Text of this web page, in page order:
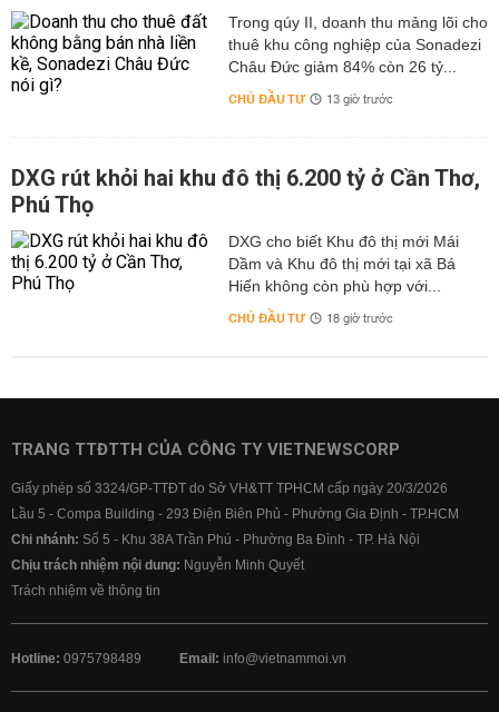
Trong qúy II, doanh thu mảng lõi cho
thuê khu công nghiệp của Sonadezi
Châu Đức giảm 84% còn 26 tỷ...
CHỦ ĐẦU TƯ 13 giờ trước
DXG rút khỏi hai khu đô thị 6.200 tỷ ở Cần Thơ,
Phú Thọ
DXG cho biết Khu đô thị mới Mái
Dầm và Khu đô thị mới tại xã Bá
Hiến không còn phù hợp với...
CHỦ ĐẦU TƯ 18 giờ trước
TRANG TTĐTTH CỦA CÔNG TY VIETNEWSCORP
Giấy phép số 3324/GP-TTĐT do Sở VH&TT TPHCM cấp ngày 20/3/2026
Lầu 5 - Compa Building - 293 Điện Biên Phủ - Phường Gia Định - TP.HCM
Chi nhánh: Số 5 - Khu 38A Trần Phú - Phường Ba Đình - TP. Hà Nội
Chịu trách nhiệm nội dung: Nguyễn Minh Quyết
Trách nhiệm về thông tin
Hotline: 0975798489 Email: info@vietnammoi.vn